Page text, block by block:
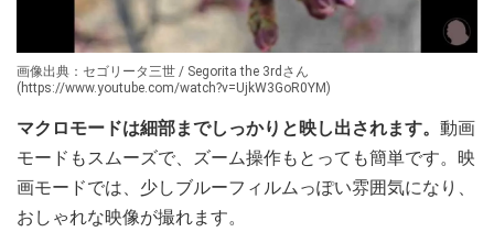
画像出典：セゴリータ三世 / Segorita the 3rdさん
(https://www.youtube.com/watch?v=UjkW3GoR0YM)
マクロモードは細部までしっかりと映し出されます。 動画
モードもスムーズで、ズーム操作もとっても簡単です。映
画モードでは、少しブルーフィルムっぽい雰囲気になり、
おしゃれな映像が撮れます。